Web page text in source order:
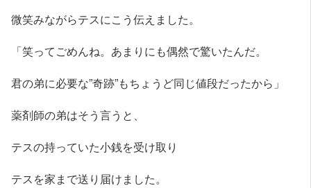
微笑みながらテスにこう伝えました。
「笑ってごめんね。あまりにも偶然で驚いたんだ。
君の弟に必要な”奇跡”もちょうど同じ値段だったから」
薬剤師の弟はそう言うと、
テスの持っていた小銭を受け取り
テスを家まで送り届けました。